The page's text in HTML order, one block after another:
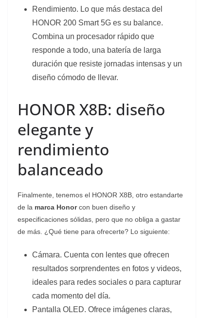
Rendimiento. Lo que más destaca del
HONOR 200 Smart 5G es su balance.
Combina un procesador rápido que
responde a todo, una batería de larga
duración que resiste jornadas intensas y un
diseño cómodo de llevar.
HONOR X8B: diseño
elegante y
rendimiento
balanceado
Finalmente, tenemos el HONOR X8B, otro estandarte
de la marca Honorcon buen diseño y
especificaciones sólidas, pero que no obliga a gastar
de más. ¿Qué tiene para ofrecerte? Lo siguiente:
Cámara. Cuenta con lentes que ofrecen
resultados sorprendentes en fotos y videos,
ideales para redes sociales o para capturar
cada momento del día.
Pantalla OLED. Ofrece imágenes claras,